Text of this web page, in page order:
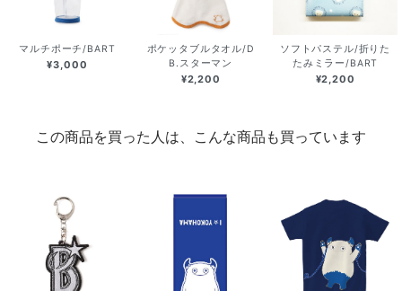
マルチポーチ/BART
¥3,000
ポケッタブルタオル/D
B.スターマン
¥2,200
ソフトパステル/折りた
たみミラー/BART
¥2,200
この商品を買った人は、こんな商品も買っています